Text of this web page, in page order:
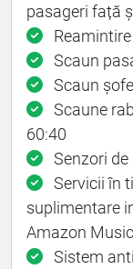
pasageri față
Scaun
Scaun
Scaune
60:40
Senzori
Servicii în
suplimentare
Amazon
Sistem